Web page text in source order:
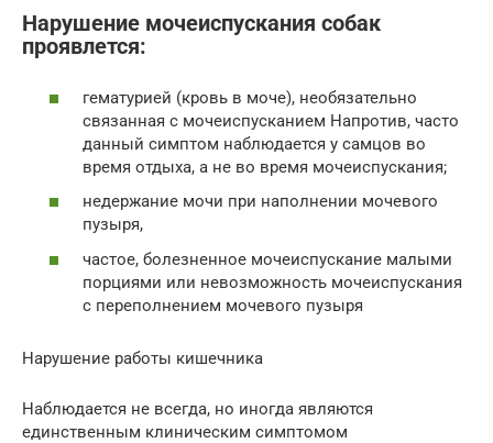
Нарушение мочеиспускания собак
проявлется:
гематурией (кровь в моче), необязательно
связанная с мочеиспусканием Напротив, часто
данный симптом наблюдается у самцов во
время отдыха, а не во время мочеиспускания;
недержание мочи при наполнении мочевого
пузыря,
частое, болезненное мочеиспускание малыми
порциями или невозможность мочеиспускания
с переполнением мочевого пузыря
Нарушение работы кишечника
Наблюдается не всегда, но иногда являются
единственным клиническим симптомом